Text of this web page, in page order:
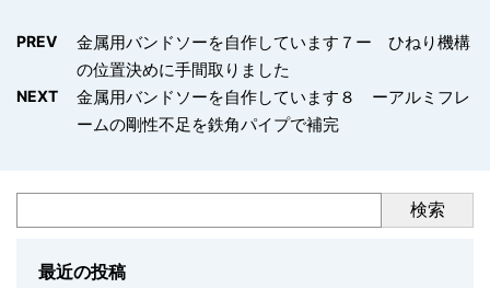
PREV
金属用バンドソーを自作しています７ー ひねり機構
の位置決めに手間取りました
NEXT
金属用バンドソーを自作しています８ ーアルミフレ
ームの剛性不足を鉄角パイプで補完
検索
最近の投稿